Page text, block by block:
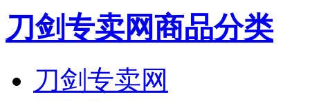
刀剑专卖网商品分类
刀剑专卖网